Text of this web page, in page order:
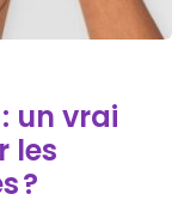
un vrai
les
?